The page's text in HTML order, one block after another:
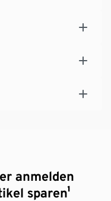
anmelden
sparen¹